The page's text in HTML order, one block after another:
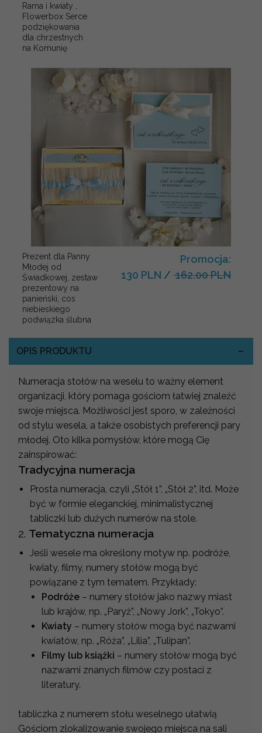
Rama i kwiaty ,
Flowerbox Serce
podziękowania
dla chrzestnych
na Komunię
Prezent dla Panny
Młodej od
Świadkowej, zestaw
prezentowy na
panieński, cos
niebieskiego
podwiązka ślubna
Promocja:
130 PLN / 162.00 PLN
OPIS PRODUKTU
Numeracja stołów na weselu to ważny element
organizacji, który pomaga gościom łatwiej znaleźć
swoje miejsca. Możliwości jest sporo, w zależności
od stylu wesela, a także osobistych preferencji pary
młodej. Oto kilka pomysłów, które mogą Cię
zainspirować:
Tradycyjna numeracja
Prosta numeracja, czyli „Stół 1”, „Stół 2”, itd. Może
być w formie eleganckiej, minimalistycznej
tabliczki lub dużych numerów na stole.
2. Tematyczna numeracja
Jeśli wesele ma określony motyw np. podróże,
kwiaty, filmy, numery stołów mogą być
powiązane z tym tematem. Przykłady:
Podróże – numery stołów jako nazwy miast
lub krajów, np. „Paryż”, „Nowy Jork”, „Tokyo”.
Kwiaty – numery stołów mogą być nazwami
kwiatów, np. „Róża”, „Lilia”, „Tulipan”.
Filmy lub książki – numery stołów mogą być
nazwami znanych filmów czy postaci z
literatury.
tabliczka z numerem stołu weselnego ułatwią
Gościom zlokalizowanie swojego miejsca na sali